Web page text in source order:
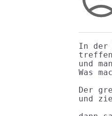
In der
und
Was
Der
und